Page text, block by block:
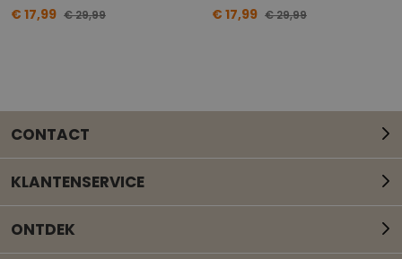
€ 17,99 € 29,99
€ 17,99 € 29,99
CONTACT
KLANTENSERVICE
ONTDEK